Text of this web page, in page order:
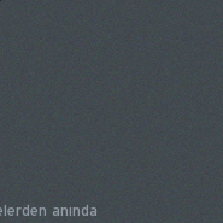
anında